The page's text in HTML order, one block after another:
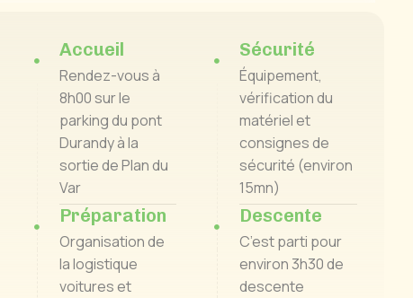
Accueil
Rendez-vous à
8h00 sur le
parking du pont
Durandy à la
sortie de Plan du
Var
Préparation
Organisation de
la logistique
voitures et
Sécurité
Équipement,
vérification du
matériel et
consignes de
sécurité (environ
15mn)
Descente
C’est parti pour
environ 3h30 de
descente